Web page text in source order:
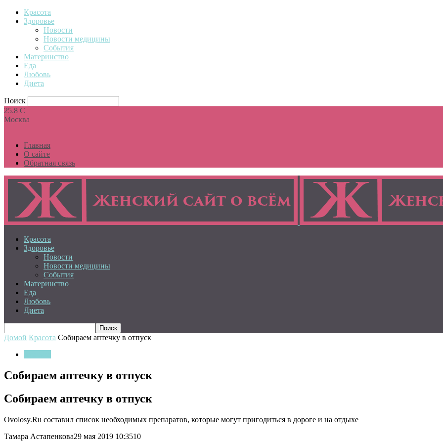
Красота
Здоровье
Новости
Новости медицины
События
Материнство
Еда
Любовь
Диета
Поиск
25.8 C
Москва
Главная
О сайте
Обратная связь
Красота
Здоровье
Новости
Новости медицины
События
Материнство
Еда
Любовь
Диета
Домой Красота Собираем аптечку в отпуск
Собираем аптечку в отпуск
Собираем аптечку в отпуск
Ovolosy.Ru составил список необходимых препаратов, которые могут пригодиться в дороге и на отдыхе
Тамара Астапенкова29 мая 2019 10:3510